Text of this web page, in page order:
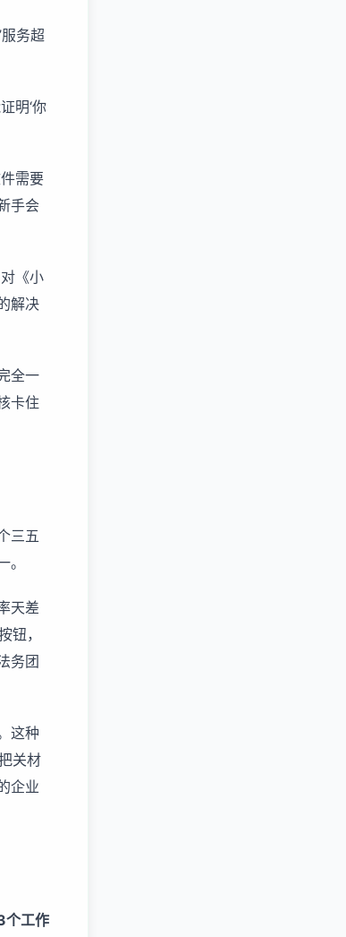
务超
明‘你
需要
手会
《小
解决
全一
卡住
三五
天差
钮，
务团
这种
关材
企业
个工作